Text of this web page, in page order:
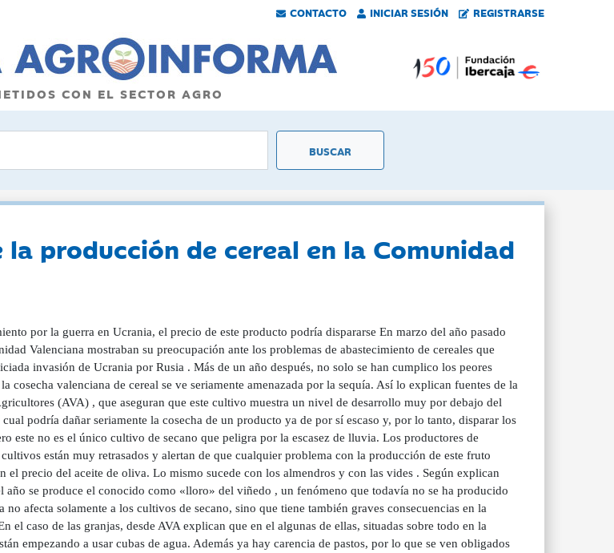
CONTACTO INICIAR SESIÓN REGISTRARSE
CON EL SECTOR AGRO
producción de cereal en la Comunidad
por la guerra en Ucrania, el precio de este producto podría dispararse En marzo del año pasado
Valenciana mostraban su preocupación ante los problemas de abastecimiento de cereales que
invasión de Ucrania por Rusia . Más de un año después, no solo se han cumplico los peores
cosecha valenciana de cereal se ve seriamente amenazada por la sequía. Así lo explican fuentes de la
(AVA) , que aseguran que este cultivo muestra un nivel de desarrollo muy por debajo del
podría dañar seriamente la cosecha de un producto ya de por sí escaso y, por lo tanto, disparar los
este no es el único cultivo de secano que peligra por la escasez de lluvia. Los productores de
cultivos están muy retrasados y alertan de que cualquier problema con la producción de este fruto
el precio del aceite de oliva. Lo mismo sucede con los almendros y con las vides . Según explican
año se produce el conocido como «lloro» del viñedo , un fenómeno que todavía no se ha producido
no afecta solamente a los cultivos de secano, sino que tiene también graves consecuencias en la
el caso de las granjas, desde AVA explican que en el algunas de ellas, situadas sobre todo en la
empezando a usar cubas de agua. Además ya hay carencia de pastos, por lo que se ven obligados